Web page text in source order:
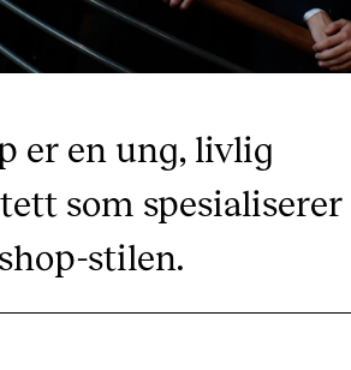
er en ung, livlig
som spesialiserer
stilen.